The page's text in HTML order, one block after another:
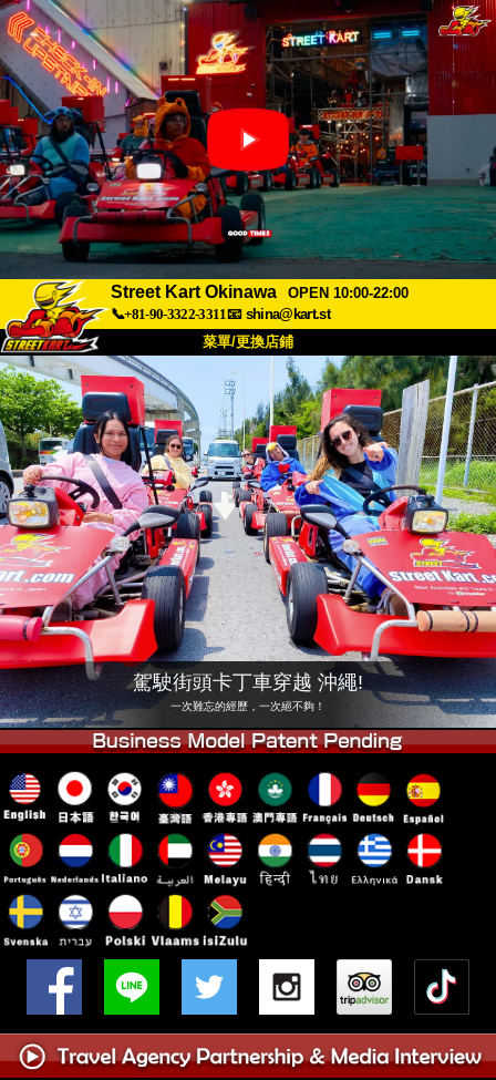
Street Kart Okinawa
OPEN 10:00-22:00
📞+81-90-3322-3311📧 shina@kart.st
菜單/更換店鋪
首頁
關於 規格 價格
交通方式 顧客聲音 常見問題
公司 預訂
更換店鋪
東京品川 #1 東京秋葉原#1
東京秋葉原#2 東京澀谷
東京澀谷附屬 東京灣
東京淺草 大阪
沖繩
駕駛街頭卡丁車穿越 沖繩!
一次難忘的經歷，一次絕不夠！